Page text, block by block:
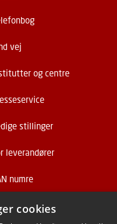
vej
og centre
stillinger
leverandører
numre
cookies